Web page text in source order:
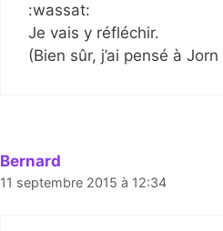
:wassat:
Je vais y réfléchir.
(Bien sûr, j’ai pensé à
Bernard
11 septembre 2015 à 12:34